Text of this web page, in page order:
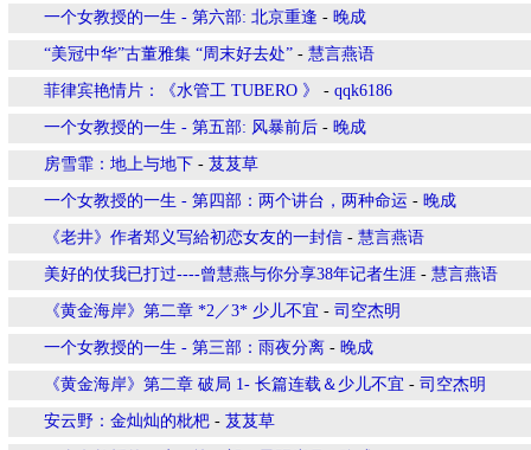
一个女教授的一生 - 第六部: 北京重逢 - 晚成
“美冠中华”古董雅集 “周末好去处” - 慧言燕语
菲律宾艳情片：《水管工 TUBERO 》 - qqk6186
一个女教授的一生 - 第五部: 风暴前后 - 晚成
房雪霏：地上与地下 - 芨芨草
一个女教授的一生 - 第四部：两个讲台，两种命运 - 晚成
《老井》作者郑义写給初恋女友的一封信 - 慧言燕语
美好的仗我已打过----曾慧燕与你分享38年记者生涯 - 慧言燕语
《黄金海岸》第二章 *2／3* 少儿不宜 - 司空杰明
一个女教授的一生 - 第三部：雨夜分离 - 晚成
《黄金海岸》第二章 破局 1- 长篇连载＆少儿不宜 - 司空杰明
安云野：金灿灿的枇杷 - 芨芨草